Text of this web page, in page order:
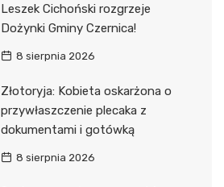
Leszek Cichoński rozgrzeje
Dożynki Gminy Czernica!
8 sierpnia 2026
Złotoryja: Kobieta oskarżona o
przywłaszczenie plecaka z
dokumentami i gotówką
8 sierpnia 2026